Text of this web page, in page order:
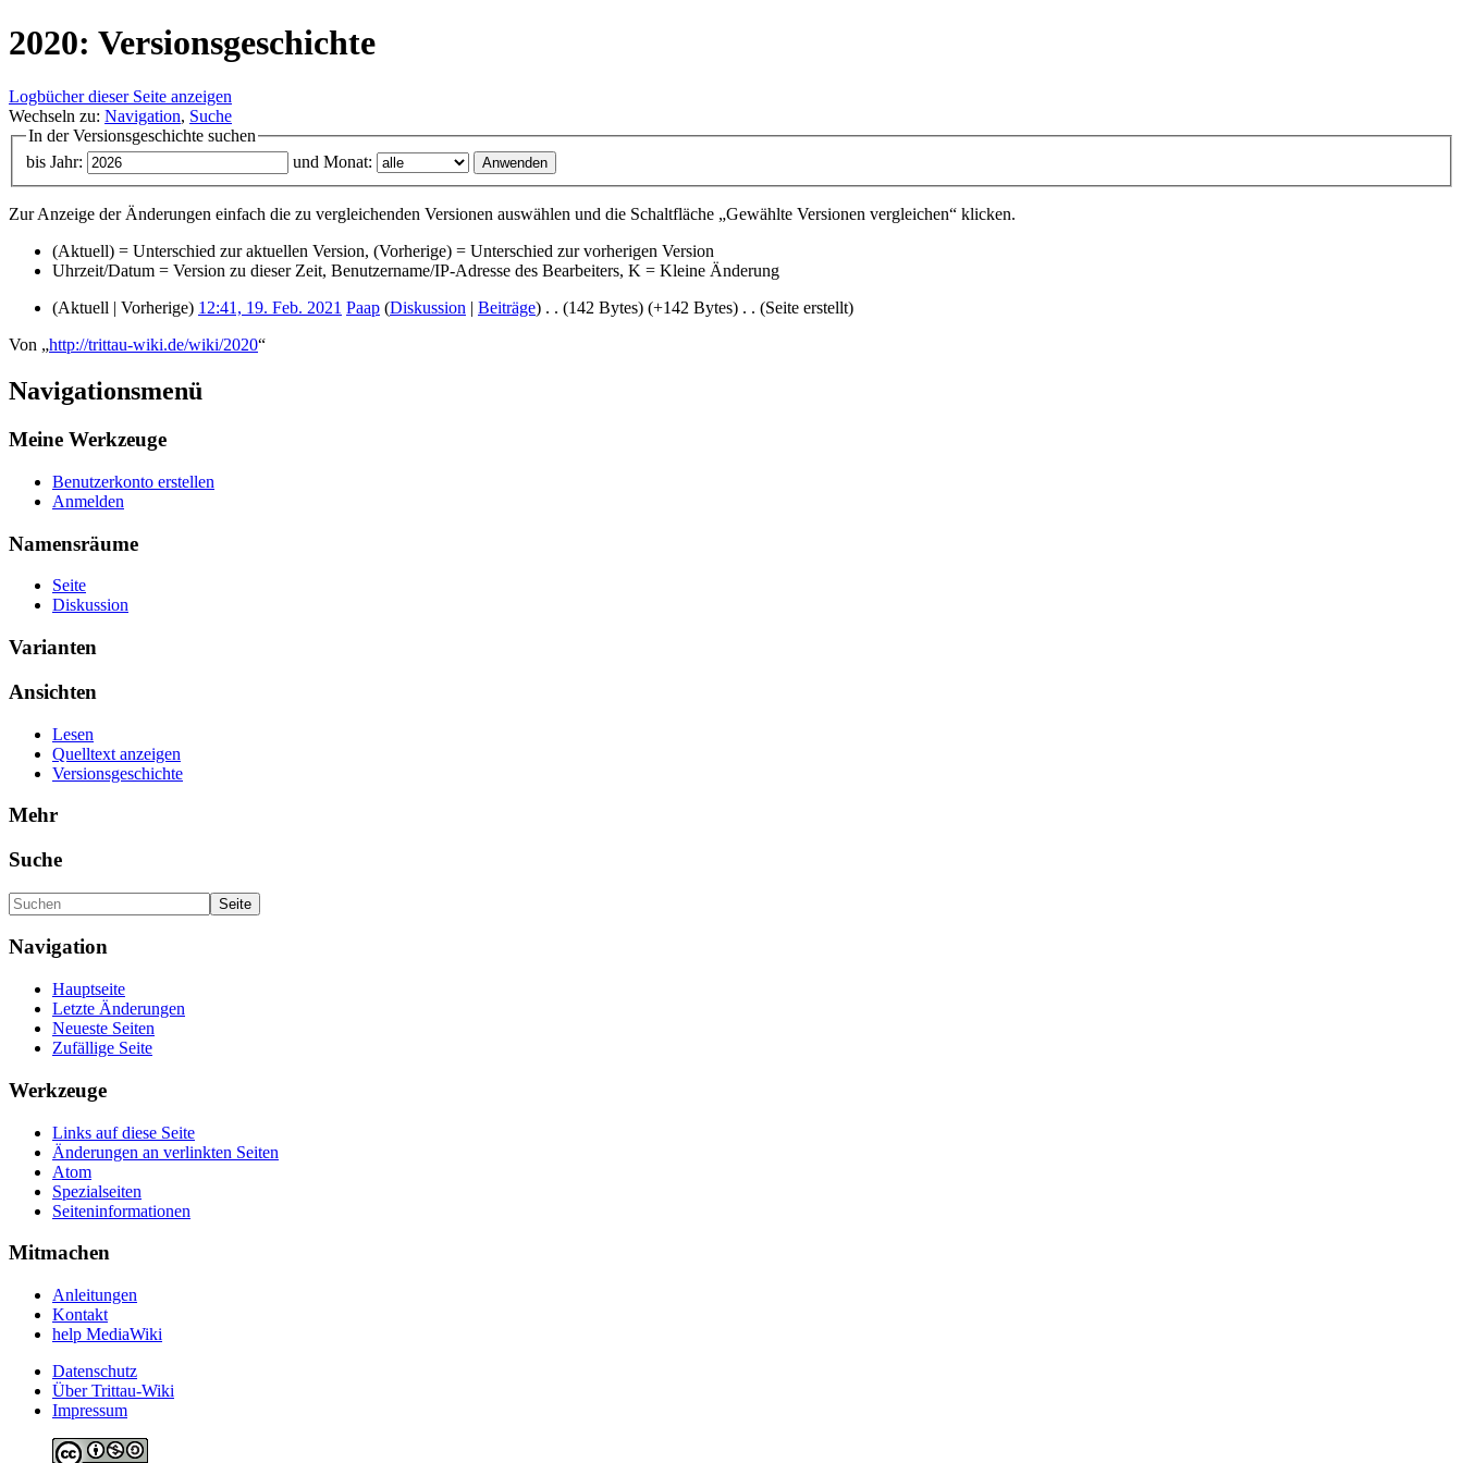
2020: Versionsgeschichte
Logbücher dieser Seite anzeigen
Wechseln zu: Navigation, Suche
In der Versionsgeschichte suchen
bis Jahr:
und Monat:
Zur Anzeige der Änderungen einfach die zu vergleichenden Versionen auswählen und die Schaltfläche „Gewählte Versionen vergleichen“ klicken.
(Aktuell) = Unterschied zur aktuellen Version, (Vorherige) = Unterschied zur vorherigen Version
Uhrzeit/Datum = Version zu dieser Zeit, Benutzername/IP-Adresse des Bearbeiters, K = Kleine Änderung
(Aktuell | Vorherige) 12:41, 19. Feb. 2021 Paap (Diskussion Beiträge) . . (142 Bytes) (+142 Bytes) . . (Seite erstellt)
Von „http://trittau-wiki.de/wiki/2020“
Navigationsmenü
Meine Werkzeuge
Benutzerkonto erstellen
Anmelden
Namensräume
Seite
Diskussion
Varianten
Ansichten
Lesen
Quelltext anzeigen
Versionsgeschichte
Mehr
Suche
Navigation
Hauptseite
Letzte Änderungen
Neueste Seiten
Zufällige Seite
Werkzeuge
Links auf diese Seite
Änderungen an verlinkten Seiten
Atom
Spezialseiten
Seiteninformationen
Mitmachen
Anleitungen
Kontakt
help MediaWiki
Datenschutz
Über Trittau-Wiki
Impressum